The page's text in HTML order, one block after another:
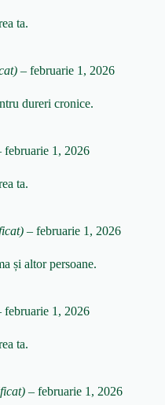
ta.
– februarie 1, 2026
dureri cronice.
februarie 1, 2026
ta.
– februarie 1, 2026
și altor persoane.
februarie 1, 2026
ta.
– februarie 1, 2026